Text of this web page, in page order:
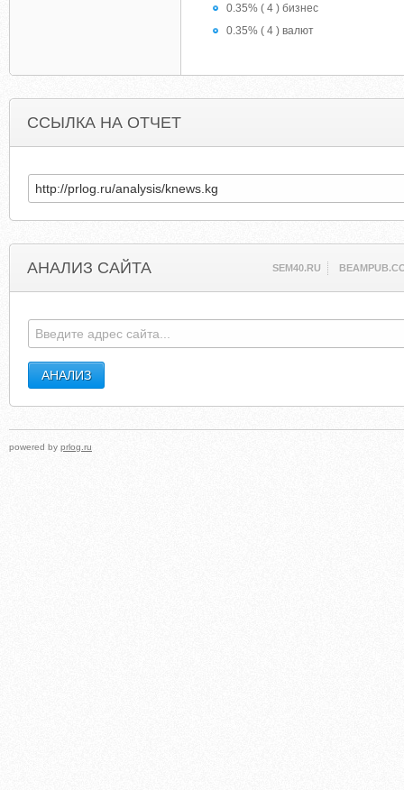
0.35% ( 4 ) бизнес
0.35% ( 4 ) валют
ССЫЛКА НА ОТЧЕТ
АНАЛИЗ САЙТА SEM40.RU
powered by prlog.ru